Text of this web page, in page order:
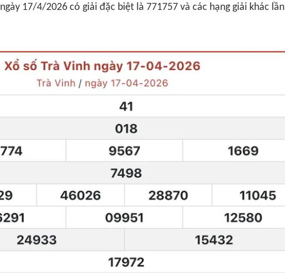
ngày 17/4/2026 có giải đặc biệt là 771757 và các hạng giải khác lần